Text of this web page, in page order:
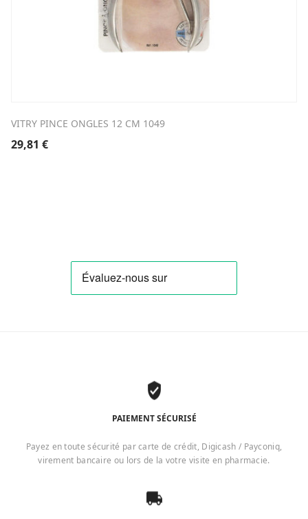
VITRY PINCE ONGLES 12 CM 1049
29,81 €
PAIEMENT SÉCURISÉ
Payez en toute sécurité par carte de crédit, Digicash / Payconiq,
virement bancaire ou lors de la votre visite en pharmacie.